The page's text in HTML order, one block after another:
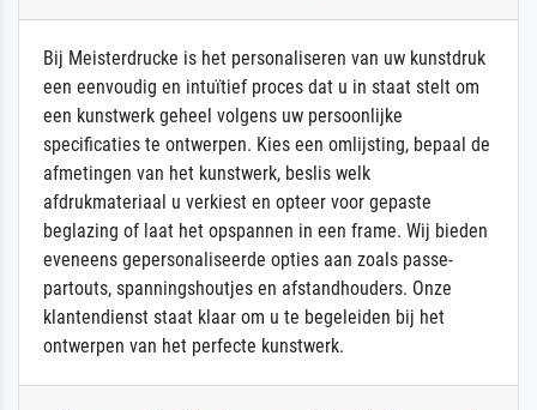
Bij Meisterdrucke is het personaliseren van uw kunstdruk
een eenvoudig en intuïtief proces dat u in staat stelt om
een kunstwerk geheel volgens uw persoonlijke
specificaties te ontwerpen. Kies een omlijsting, bepaal de
afmetingen van het kunstwerk, beslis welk
afdrukmateriaal u verkiest en opteer voor gepaste
beglazing of laat het opspannen in een frame. Wij bieden
eveneens gepersonaliseerde opties aan zoals passe-
partouts, spanningshoutjes en afstandhouders. Onze
klantendienst staat klaar om u te begeleiden bij het
ontwerpen van het perfecte kunstwerk.